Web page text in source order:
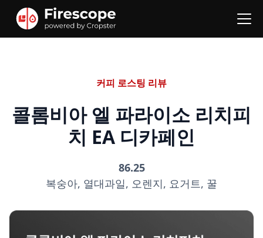
커피 로스팅 리뷰
콜롬비아 엘 파라이소 리치피
치 EA 디카페인
86.25
복숭아, 열대과일, 오렌지, 요거트, 꿀